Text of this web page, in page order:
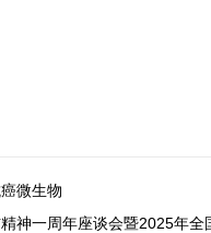
微生物
神一周年座谈会暨2025年全